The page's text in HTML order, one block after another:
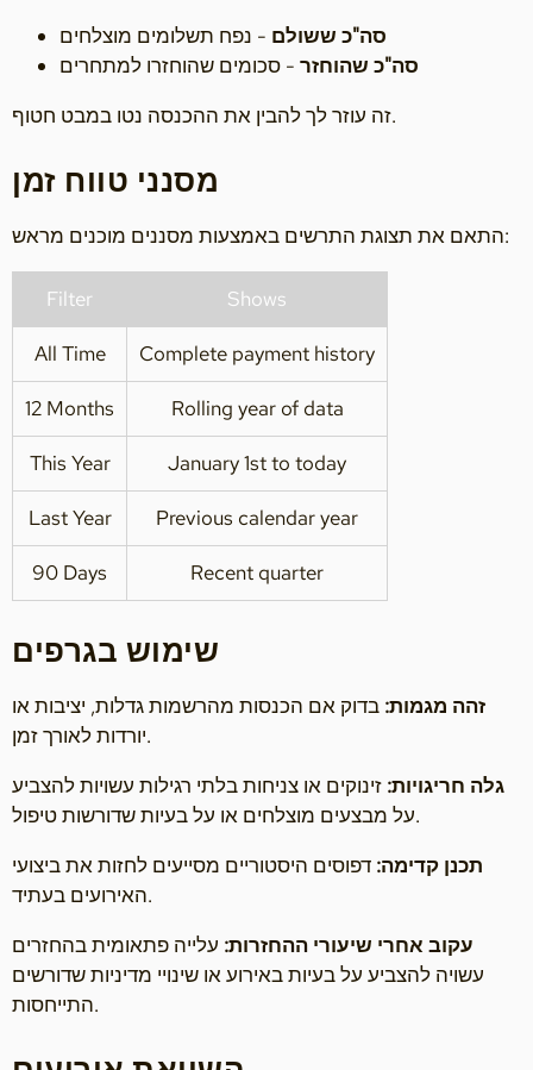
סה"כ ששולם - נפח תשלומים מוצלחים
סה"כ שהוחזר - סכומים שהוחזרו למתחרים
זה עוזר לך להבין את ההכנסה נטו במבט חטוף.
מסנני טווח זמן
התאם את תצוגת התרשים באמצעות מסננים מוכנים מראש:
Filter Shows
All Time Complete payment history
12 Months Rolling year of data
This Year January 1st to today
Last Year Previous calendar year
90 Days Recent quarter
שימוש בגרפים
זהה מגמות: בדוק אם הכנסות מהרשמות גדלות, יציבות או
יורדות לאורך זמן.
גלה חריגויות: זינוקים או צניחות בלתי רגילות עשויות להצביע
על מבצעים מוצלחים או על בעיות שדורשות טיפול.
תכנן קדימה: דפוסים היסטוריים מסייעים לחזות את ביצועי
האירועים בעתיד.
עקוב אחרי שיעורי ההחזרות: עלייה פתאומית בהחזרים
עשויה להצביע על בעיות באירוע או שינויי מדיניות שדורשים
התייחסות.